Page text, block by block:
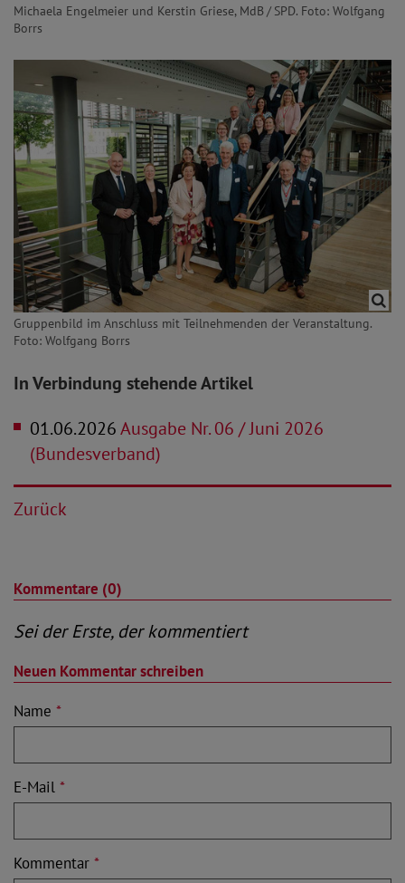
Michaela Engelmeier und Kerstin Griese, MdB / SPD. Foto: Wolfgang
Borrs
Gruppenbild im Anschluss mit Teilnehmenden der Veranstaltung.
Foto: Wolfgang Borrs
In Verbindung stehende Artikel
01.06.2026Ausgabe Nr. 06 / Juni 2026
(Bundesverband)
Zurück
Kommentare (0)
Sei der Erste, der kommentiert
Neuen Kommentar schreiben
Name *
E-Mail *
Kommentar *